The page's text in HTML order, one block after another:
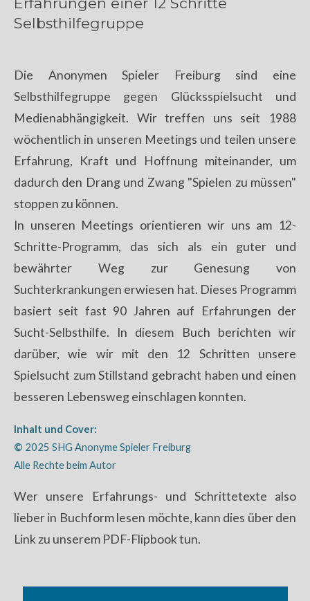
Selbsthilfegruppe
Die Anonymen Spieler Freiburg sind eine
Selbsthilfegruppe gegen Glücksspielsucht und
Medienabhängigkeit. Wir treffen uns seit 1988
wöchentlich in unseren Meetings und teilen unsere
Erfahrung, Kraft und Hoffnung miteinander, um
dadurch den Drang und Zwang "Spielen zu müssen"
stoppen zu können.
In unseren Meetings orientieren wir uns am 12-
Schritte-Programm, das sich als ein guter und
bewährter Weg zur Genesung von
Suchterkrankungen erwiesen hat. Dieses Programm
basiert seit fast 90 Jahren auf Erfahrungen der
Sucht-Selbsthilfe. In diesem Buch berichten wir
darüber, wie wir mit den 12 Schritten unsere
Spielsucht zum Stillstand gebracht haben und einen
besseren Lebensweg einschlagen konnten.
Inhalt und Cover:
© 2025 SHG Anonyme Spieler Freiburg
Alle Rechte beim Autor
Wer unsere Erfahrungs- und Schrittetexte also
lieber in Buchform lesen möchte, kann dies über den
Link zu unserem PDF-Flipbook tun.